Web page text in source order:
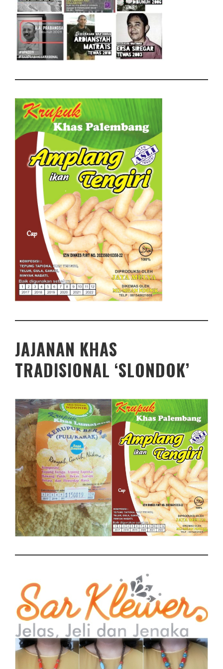
JAJANAN KHAS
TRADISIONAL ‘SLONDOK’